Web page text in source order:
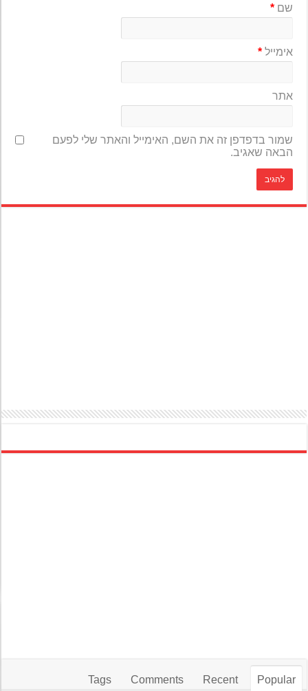
שם*
אימייל*
אתר
שמור בדפדפן זה את השם, האימייל והאתר שלי לפעם
הבאה שאגיב.
Popular
Recent
Comments
Tags